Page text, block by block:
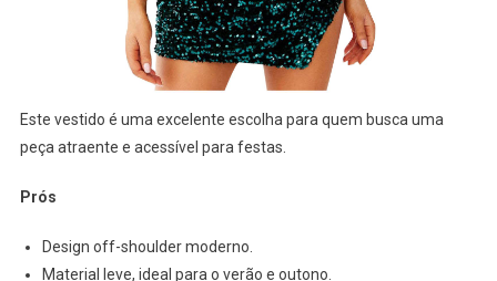
Este vestido é uma excelente escolha para quem busca uma
peça atraente e acessível para festas.
Prós
Design off-shoulder moderno.
Material leve, ideal para o verão e outono.